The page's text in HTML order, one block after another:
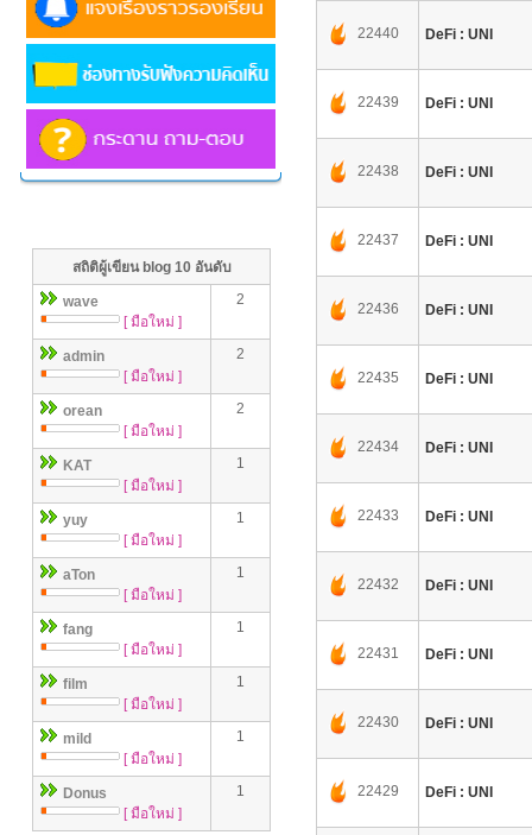
สถิติผู้เขียน blog 10 อันดับ
wave
[ มือใหม่ ]
2
admin
[ มือใหม่ ]
2
orean
[ มือใหม่ ]
2
KAT
[ มือใหม่ ]
1
yuy
[ มือใหม่ ]
1
aTon
[ มือใหม่ ]
1
fang
[ มือใหม่ ]
1
film
[ มือใหม่ ]
1
mild
[ มือใหม่ ]
1
Donus
[ มือใหม่ ]
1
22440 DeFi : UNI
22439 DeFi : UNI
22438 DeFi : UNI
22437 DeFi : UNI
22436 DeFi : UNI
22435 DeFi : UNI
22434 DeFi : UNI
22433 DeFi : UNI
22432 DeFi : UNI
22431 DeFi : UNI
22430 DeFi : UNI
22429 DeFi : UNI